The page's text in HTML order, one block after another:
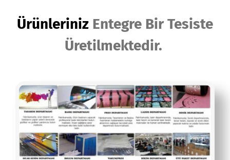
Ürünleriniz Entegre Bir Tesiste
Üretilmektedir.